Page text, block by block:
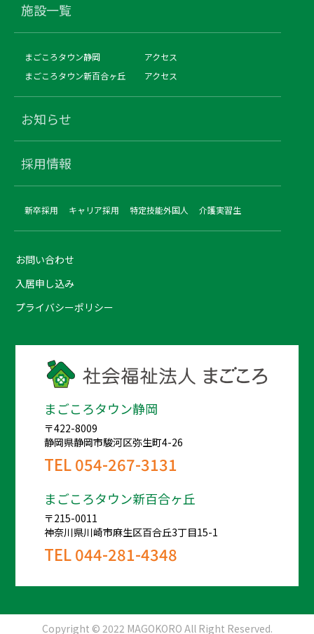
施設一覧
まごころタウン静岡
アクセス
まごころタウン新百合ヶ丘
アクセス
お知らせ
採用情報
新卒採用 キャリア採用 特定技能外国人 介護実習生
お問い合わせ
入居申し込み
プライバシーポリシー
まごころタウン静岡
〒422-8009
静岡県静岡市駿河区弥生町4-26
TEL054-267-3131
まごころタウン新百合ヶ丘
〒215-0011
神奈川県川崎市麻生区百合丘3丁目15-1
TEL044-281-4348
Copyright © 2022 MAGOKORO All Right Reserved.